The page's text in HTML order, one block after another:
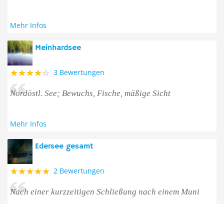
Mehr Infos
Meinhardsee
3 Bewertungen
Nordöstl. See; Bewuchs, Fische, mäßige Sicht
Mehr Infos
Edersee gesamt
2 Bewertungen
Nach einer kurzzeitigen Schließung nach einem Muni